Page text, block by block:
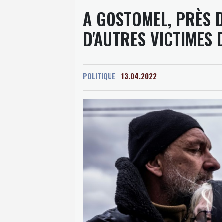
A GOSTOMEL, PRÈS
D'AUTRES VICTIMES
POLITIQUE 13.04.2022